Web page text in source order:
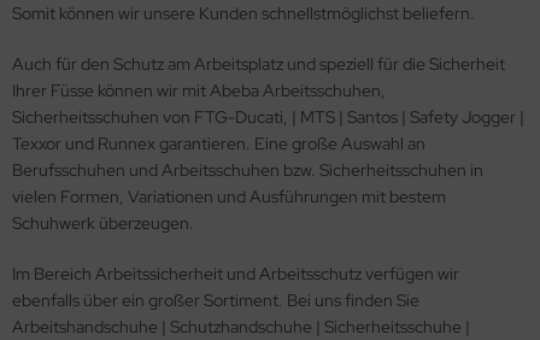
Somit können wir unsere Kunden schnellstmöglichst beliefern.
Auch für den Schutz am Arbeitsplatz und speziell für die Sicherheit
Ihrer Füsse können wir mit Abeba Arbeitsschuhen,
Sicherheitsschuhen von FTG-Ducati, | MTS | Santos | Safety Jogger |
Texxor und Runnex garantieren. Eine große Auswahl an
Berufsschuhen und Arbeitsschuhen bzw. Sicherheitsschuhen in
vielen Formen, Variationen und Ausführungen mit bestem
Schuhwerk überzeugen.
Im Bereich Arbeitssicherheit und Arbeitsschutz verfügen wir
ebenfalls über ein großer Sortiment. Bei uns finden Sie
Arbeitshandschuhe | Schutzhandschuhe | Sicherheitsschuhe |